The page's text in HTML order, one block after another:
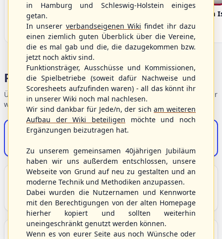
Bargenstedt
Beavers
Fehmarn
Portalbereiche
Übersicht der Verbandsbereiche – wählen Sie einen Einstieg für
weiterführende Informationen.
S/HBV-Shop
Unser Sport
Grundlagen und Hintergründe zu Baseball, Softball
und Baseball5.
Berichte und Neuigkeiten
in Hamburg und Schleswig-Holstein einiges
getan.
In unserer verbandseigenen Wiki findet ihr dazu
einen ziemlich guten Überblick über die Vereine,
die es mal gab und die, die dazugekommen bzw.
jetzt noch aktiv sind.
Funktionsträger, Ausschüsse und Kommissionen,
die Spielbetriebe (soweit dafür Nachweise und
Scoresheets aufzufinden waren) - all das könnt ihr
in unserer Wiki noch mal nachlesen.
Wir sind dankbar für Jede/n, der sicham weiteren
Aufbau der Wiki beteiligen möchte und noch
Ergänzungen beizutragen hat.
Zu unserem gemeinsamen 40jährigen Jubiläum
haben wir uns außerdem entschlossen, unsere
Webseite von Grund auf neu zu gestalten und an
moderne Technik und Methodiken anzupassen.
Dabei wurden die Nutzernamen und Kennworte
mit den Berechtigungen von der alten Homepage
hierher kopiert und sollten weiterhin
uneingeschränkt genutzt werden können.
Wenn es von eurer Seite aus noch Wünsche oder